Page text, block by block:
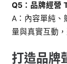
Q5：品牌經營
A：內容單純、
量與真實互動
打造品牌